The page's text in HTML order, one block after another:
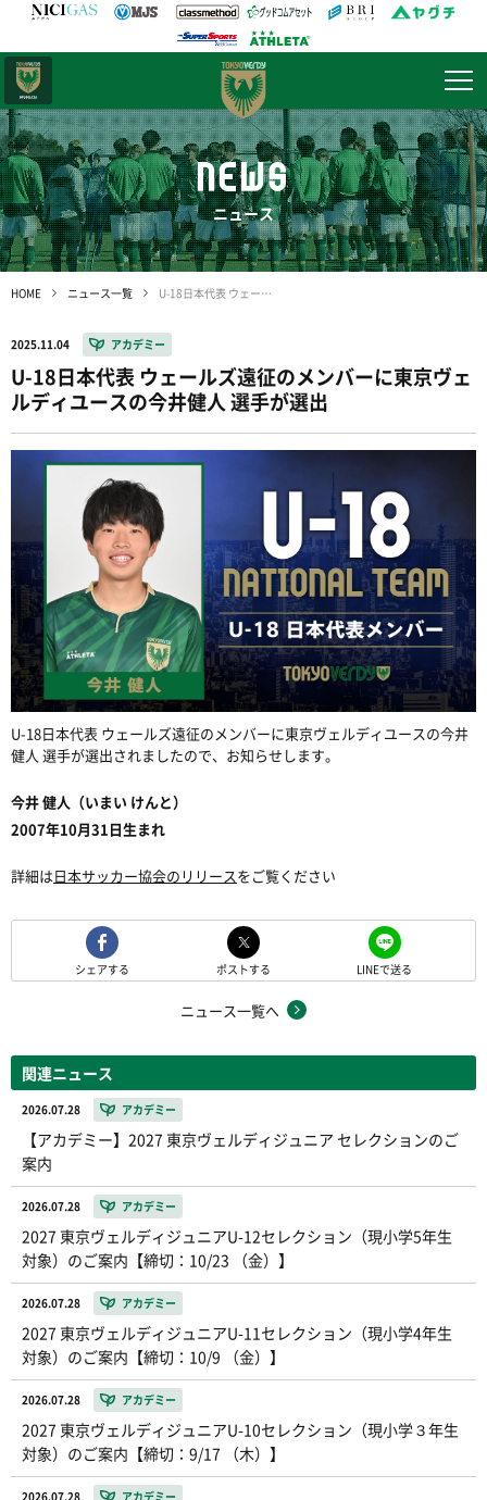
NEWS
ニュース
HOME ニュース一覧 U-18日本代表 ウェールズ遠征のメンバーに東京ヴェルディユースの今井健人 選手が選出
2025.11.04 アカデミー
U-18日本代表 ウェールズ遠征のメンバーに東京ヴェ
ルディユースの今井健人 選手が選出
U-18日本代表 ウェールズ遠征のメンバーに東京ヴェルディユースの今井
健人 選手が選出されましたので、お知らせします。
今井 健人（いまい けんと）
2007年10月31日生まれ
詳細は日本サッカー協会のリリースをご覧ください
シェアする ポストする LINEで送る
ニュース一覧へ
関連ニュース
2026.07.28 アカデミー
【アカデミー】2027 東京ヴェルディジュニア セレクションのご
案内
2026.07.28 アカデミー
2027 東京ヴェルディジュニアU-12セレクション（現小学5年生
対象）のご案内【締切：10/23 （金）】
2026.07.28 アカデミー
2027 東京ヴェルディジュニアU-11セレクション（現小学4年生
対象）のご案内【締切：10/9 （金）】
2026.07.28 アカデミー
2027 東京ヴェルディジュニアU-10セレクション（現小学３年生
対象）のご案内【締切：9/17 （木）】
2026.07.28 アカデミー